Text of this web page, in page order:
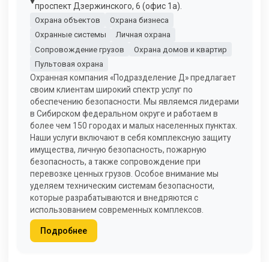
проспект Дзержинского, 6 (офис 1а).
Охрана объектов
Охрана бизнеса
Охранные системы
Личная охрана
Сопровождение грузов
Охрана домов и квартир
Пультовая охрана
Охранная компания «Подразделение Д» предлагает
своим клиентам широкий спектр услуг по
обеспечению безопасности. Мы являемся лидерами
в Сибирском федеральном округе и работаем в
более чем 150 городах и малых населенных пунктах.
Наши услуги включают в себя комплексную защиту
имущества, личную безопасность, пожарную
безопасность, а также сопровождение при
перевозке ценных грузов. Особое внимание мы
уделяем техническим системам безопасности,
которые разрабатываются и внедряются с
использованием современных комплексов.
Подробнее